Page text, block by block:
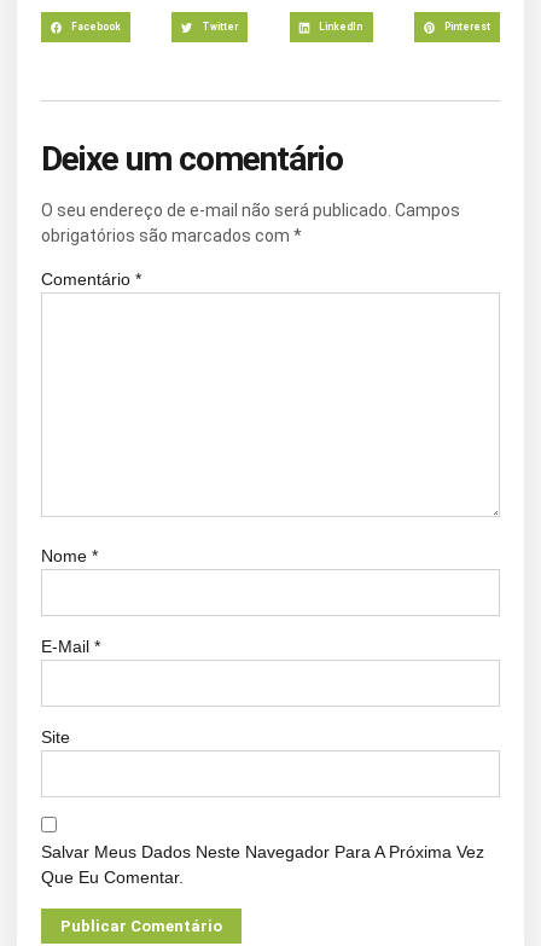
Facebook Twitter LinkedIn Pinterest
Deixe um comentário
O seu endereço de e-mail não será publicado. Campos
obrigatórios são marcados com *
Comentário *
Nome *
E-Mail *
Site
Salvar Meus Dados Neste Navegador Para A Próxima Vez
Que Eu Comentar.